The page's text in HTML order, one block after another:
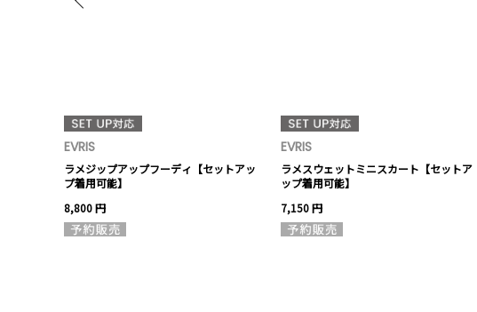
EVRIS
ラメジップアップフーディ【セットアッ
プ着用可能】
8,800 円
EVRIS
ラメスウェットミニスカート【セットア
ップ着用可能】
7,150 円